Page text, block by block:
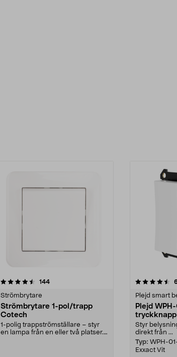
144recensioner
Strömbrytare
Strömbrytare 1-pol/trapp
Cotech
1-polig trappströmställare – styr
en lampa från en eller två platser.
4.5 av 5 stjärnor
Plejd smart
Plejd
Styr
direkt från ...
Typ: WPH-
Exxact Vit